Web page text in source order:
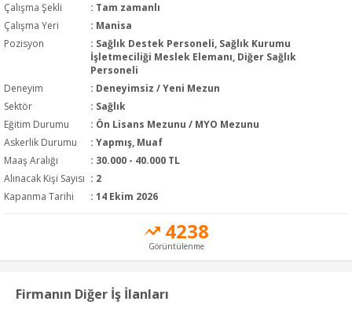
Çalışma Şekli
: Tam zamanlı
Çalışma Yeri
: Manisa
Pozisyon
: Sağlık Destek Personeli, Sağlık Kurumu
İşletmeciliği Meslek Elemanı, Diğer Sağlık
Personeli
Deneyim
: Deneyimsiz / Yeni Mezun
Sektör
: Sağlık
Eğitim Durumu
: Ön Lisans Mezunu / MYO Mezunu
Askerlik Durumu
: Yapmış, Muaf
Maaş Aralığı
: 30.000 - 40.000 TL
Alınacak Kişi Sayısı : 2
Kapanma Tarihi
: 14 Ekim 2026
4238
Görüntülenme
Firmanın Diğer İş İlanları